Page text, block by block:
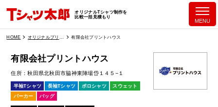
オリジナルTシャツ制作を
比較一括見積もり
HOME 有限会社プリントハウス
有限会社プリントハウス
住所 秋田県北秋田市脇神東陣場岱１４５−１
半袖Tシャツ 長袖Tシャツ ポロシャツ
スウェット
パーカー
バッグ
MENU